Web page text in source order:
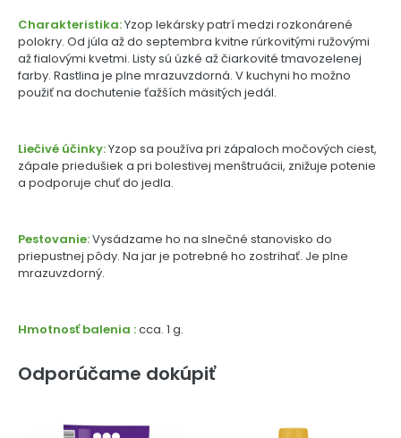
Charakteristika:Yzop lekársky patrí medzi rozkonárené
polokry. Od júla až do septembra kvitne rúrkovitými ružovými
až fialovými kvetmi. Listy sú úzké až čiarkovité tmavozelenej
farby. Rastlina je plne mrazuvzdorná. V kuchyni ho možno
použiť na dochutenie ťažších mäsitých jedál.
Liečivé účinky:Yzop sa používa pri zápaloch močových ciest,
zápale priedušiek a pri bolestivej menštruácii, znižuje potenie
a podporuje chuť do jedla.
Pestovanie:Vysádzame ho na slnečné stanovisko do
priepustnej pôdy. Na jar je potrebné ho zostrihať. Je plne
mrazuvzdorný.
Hmotnosť balenia :cca. 1 g.
Odporúčame dokúpiť